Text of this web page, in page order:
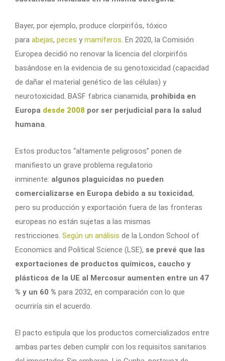
Bayer, por ejemplo, produce clorpirifós, tóxico
para abejas, peces y mamíferos. En 2020, la Comisión
Europea decidió no renovar la licencia del clorpirifós
basándose en la evidencia de su genotoxicidad (capacidad
de dañar el material genético de las células) y
neurotoxicidad. BASF fabrica cianamida, prohibida en
Europa desde 2008 por ser perjudicial para la salud
humana.
Estos productos “altamente peligrosos” ponen de
manifiesto un grave problema regulatorio
inminente: algunos plaguicidas no pueden
comercializarse en Europa debido a su toxicidad,
pero su producción y exportación fuera de las fronteras
europeas no están sujetas a las mismas
restricciones. Según un análisis de la London School of
Economics and Political Science (LSE), se prevé que las
exportaciones de productos químicos, caucho y
plásticos de la UE al Mercosur aumenten entre un 47
% y un 60 % para 2032, en comparación con lo que
ocurriría sin el acuerdo.
El pacto estipula que los productos comercializados entre
ambas partes deben cumplir con los requisitos sanitarios